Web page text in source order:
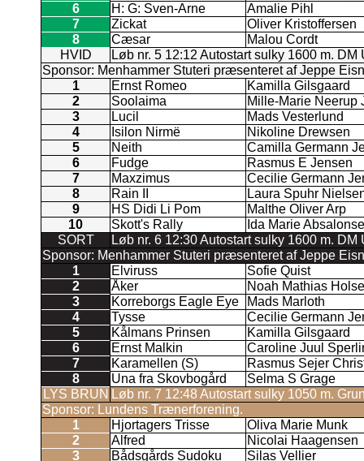
6
H: G: Sven-Arne
Amalie Pihl
7
Zickat
Oliver Kristoffersen
8
Cæsar
Malou Cordt
HVID
Løb nr. 5 12:12 Autostart sulky 1600 m. DM
Sponsor: Menhammer Stuteri præsenteret af Jeppe
1
Ernst Romeo
Kamilla Gilsgaard
2
Soolaima
Mille-Marie Neerup
3
Lucil
Mads Vesterlund
4
Isilon Nirmë
Nikoline Drewsen
5
Neith
Camilla Germann
6
Fudge
Rasmus E Jensen
7
Maxzimus
Cecilie Germann
8
Rain II
Laura Spuhr
9
HS Didi Li Pom
Malthe Oliver Arp
10
Skott's Rally
Ida Marie
SORT
Løb nr. 6 12:30 Autostart sulky 1600 m. DM
Sponsor: Menhammer Stuteri præsenteret af Jeppe
1
Elviruss
Sofie Quist
2
Åker
Noah Mathias Holse
3
Korreborgs Eagle Eye
Mads Marloth
4
Tysse
Cecilie Germann
5
Kålmans Prinsen
Kamilla Gilsgaard
6
Ernst Malkin
Caroline Juul
7
Karamellen (S)
Rasmus Sejer
8
Una fra Skovbogård
Selma S Grage
LYS BRUN Løb nr. 7 12:48 Autostart sulky 1050 m.
Sponsor: Lundens Trænerforening.
1
Hjortagers Trisse
Oliva Marie Munk
2
Alfred
Nicolai Haagensen
3
Bådsgårds Sudoku
Silas Vellier